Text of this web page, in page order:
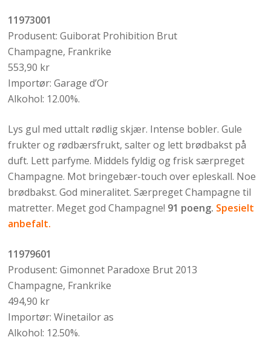
11973001
Produsent: Guiborat Prohibition Brut
Champagne, Frankrike
553,90 kr
Importør: Garage d’Or
Alkohol: 12.00%.
Lys gul med uttalt rødlig skjær. Intense bobler. Gule
frukter og rødbærsfrukt, salter og lett brødbakst på
duft. Lett parfyme. Middels fyldig og frisk særpreget
Champagne. Mot bringebær-touch over epleskall. Noe
brødbakst. God mineralitet. Særpreget Champagne til
matretter. Meget god Champagne! 91 poeng. Spesielt
anbefalt.
11979601
Produsent: Gimonnet Paradoxe Brut 2013
Champagne, Frankrike
494,90 kr
Importør: Winetailor as
Alkohol: 12.50%.